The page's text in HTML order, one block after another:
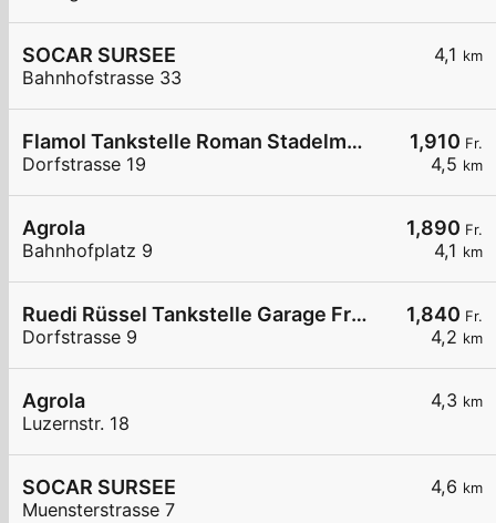
4,1 km
SOCAR SURSEE
Bahnhofstrasse 33
1,910 Fr.
4,5 km
Flamol Tankstelle Roman Stadelmann
Dorfstrasse 19
1,890 Fr.
4,1 km
Agrola
Bahnhofplatz 9
1,840 Fr.
4,2 km
Ruedi Rüssel Tankstelle Garage Frei AG
Dorfstrasse 9
4,3 km
Agrola
Luzernstr. 18
4,6 km
SOCAR SURSEE
Muensterstrasse 7